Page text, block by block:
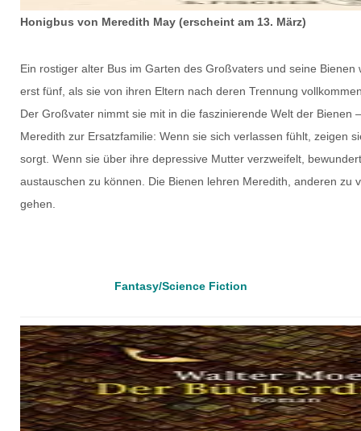
Honigbus von Meredith May (erscheint am 13. März)
Ein rostiger alter Bus im Garten des Großvaters und seine
erst fünf, als sie von ihren Eltern nach deren Trennung
Der Großvater nimmt sie mit in die faszinierende Welt der Bienen
Meredith zur Ersatzfamilie: Wenn sie sich verlassen fühlt, zeigen
sorgt. Wenn sie über ihre depressive Mutter verzweifelt,
austauschen zu können. Die Bienen lehren Meredith, anderen zu
gehen.
Fantasy/Science Fiction